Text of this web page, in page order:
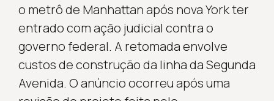
o metrô de Manhattan após nova York ter
entrado com ação judicial contra o
governo federal. A retomada envolve
custos de construção da linha da Segunda
Avenida. O anúncio ocorreu após uma